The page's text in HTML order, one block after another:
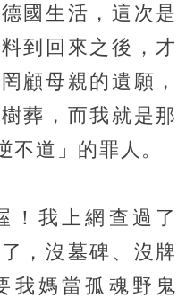
國生活，這次是
到回來之後，才
顧母親的遺願，
葬，而我就是那
不道」的罪人。
！我上網查過了
，沒墓碑、沒牌
我媽當孤魂野鬼